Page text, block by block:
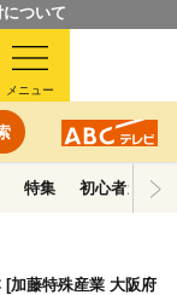
ついて
メニュー
特集 初心者ガイド
加藤特殊産業 大阪府